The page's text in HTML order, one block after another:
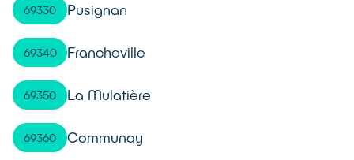
69330 Pusignan
69340 Francheville
69350 La Mulatière
69360 Communay